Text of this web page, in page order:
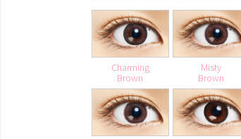
Charming
BROWN
HAZEL
HAZEL
Charming
Brown
Misty
Brown